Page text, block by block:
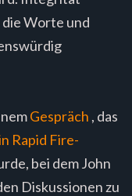
Worte und
Gespräch , das
Rapid Fire-
bei dem John
Diskussionen zu